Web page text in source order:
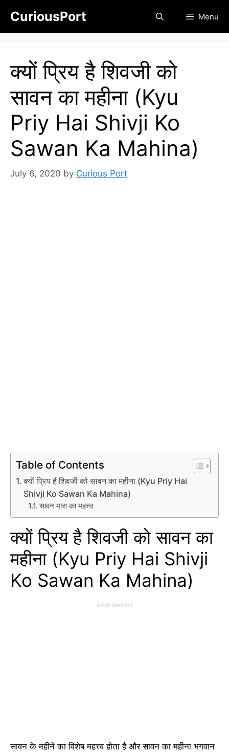
content
CuriousPort Menu
क्यों प्रिय है शिवजी को
सावन का महीना (Kyu
Priy Hai Shivji Ko
Sawan Ka Mahina)
July 6, 2020 by Curious Port
Table of Contents
क्यों प्रिय है शिवजी को सावन का महीना (Kyu Priy Hai
Shivji Ko Sawan Ka Mahina)
सावन मास का महत्त्व
क्यों प्रिय है शिवजी को सावन का
महीना (Kyu Priy Hai Shivji
Ko Sawan Ka Mahina)
Advertisement
सावन के महीने का विशेष महत्त्व होता है और सावन का महीना भगवान